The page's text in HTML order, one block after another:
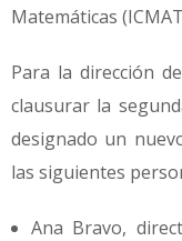
Matemáticas
Para la dirección
clausurar la
designado un
las siguientes
Ana Bravo,